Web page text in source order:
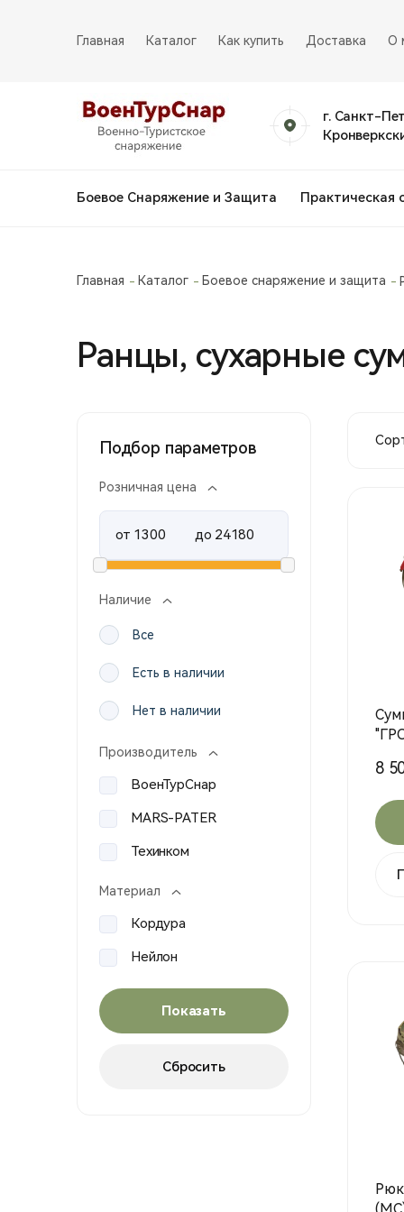
Главная Каталог Как купить Доставка О
г. Санкт-
Боевое Снаряжение и Защита Практическая
Главная Каталог Боевое снаряжение и защита
Ранцы, сухарные
Подбор параметров
Розничная цена
от до
Наличие
Все
Есть в наличии
Нет в наличии
Производитель
ВоенТурСнар
MARS-PATER
Техинком
Материал
Кордура
Нейлон
8